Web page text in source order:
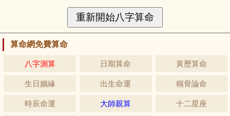
算命網免費算命
八字測算 日期算命 黃歷算命
生日姻緣 出生命運 稱骨論命
時辰命運 大師親算 十二星座